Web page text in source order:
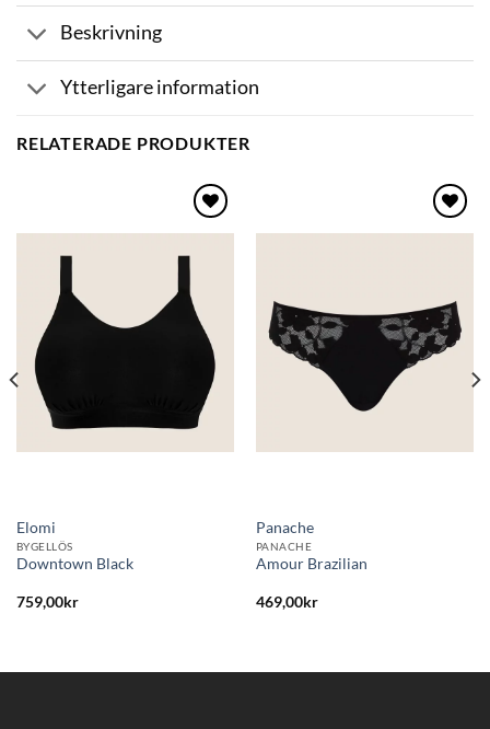
Beskrivning
Ytterligare information
RELATERADE PRODUKTER
till i
Elomi
BYGELLÖS
Downtown Black
759,00kr
Panache
PANACHE
Amour Brazilian
469,00kr